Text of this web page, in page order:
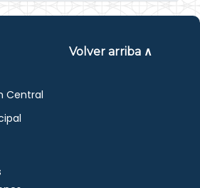
Volver arriba ∧
Central